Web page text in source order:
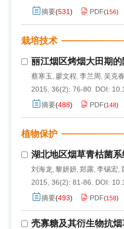
摘要(531) PDF(156)
栽培技术
丽江烟区烤烟大田期
蔡寒玉 , 廖文程, 李兰周 , 吴克春
2015, 36(2): 76-80. DOI:
摘要(488) PDF(148)
植物保护
湖北地区烟草青枯菌
刘海龙, 黎妍妍, 郑露, 李锡宏,
2015, 36(2): 81-86.
DOI:
摘要(493) PDF(158)
壳寡糖及其衍生物抗